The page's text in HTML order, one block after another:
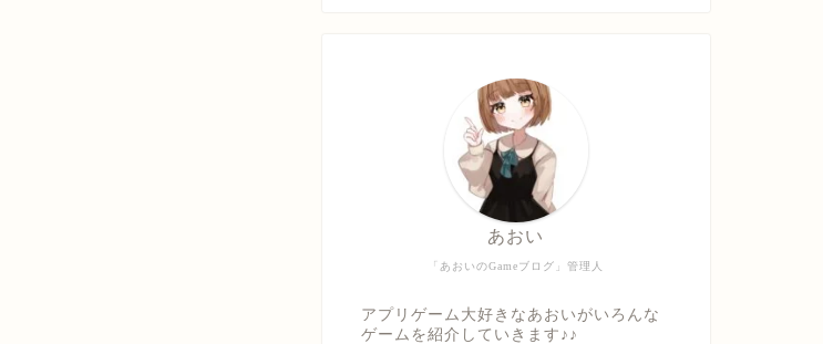
「あおいのGameブログ」管理人
あおい
アプリゲーム大好きなあおいがいろんな
ゲームを紹介していきます♪♪